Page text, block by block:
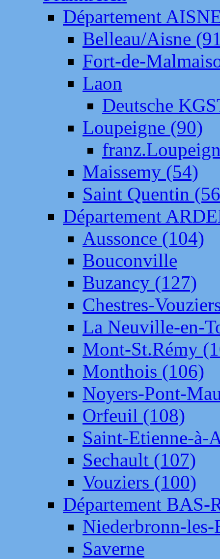
Département
Belleau/Aisne
Fort-de-
Laon
Deutsche
Loupeigne (90)
Maissemy (54)
Saint Quentin
Département
Aussonce (104)
Bouconville
Buzancy (127)
Chestres-
La Neuville-en-
Mont-St.Rémy
Monthois (106)
Noyers-Pont-
Orfeuil (108)
Saint-Etienne-à-
Sechault (107)
Vouziers (100)
Département BAS-
Niederbronn-
Saverne